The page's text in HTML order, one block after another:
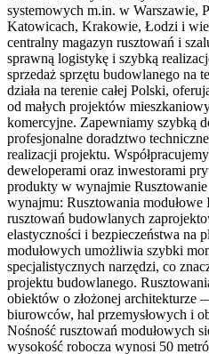
systemowych m.in. w Warszawie,
Katowicach, Krakowie, Łodzi i
centralny magazyn rusztowań i
sprawną logistykę i szybką
sprzedaż sprzętu budowlanego na
działa na terenie całej Polski,
od małych projektów
komercyjne. Zapewniamy szybką
profesjonalne doradztwo
realizacji projektu.
deweloperami oraz inwestorami
produkty w wynajmie
wynajmu: Rusztowania modułowe
rusztowań budowlanych
elastyczności i bezpieczeństwa na
modułowych umożliwia szybki
specjalistycznych narzędzi, co
projektu budowlanego.
obiektów o złożonej
biurowców, hal przemysłowych i
Nośność rusztowań modułowych
wysokość robocza wynosi 50